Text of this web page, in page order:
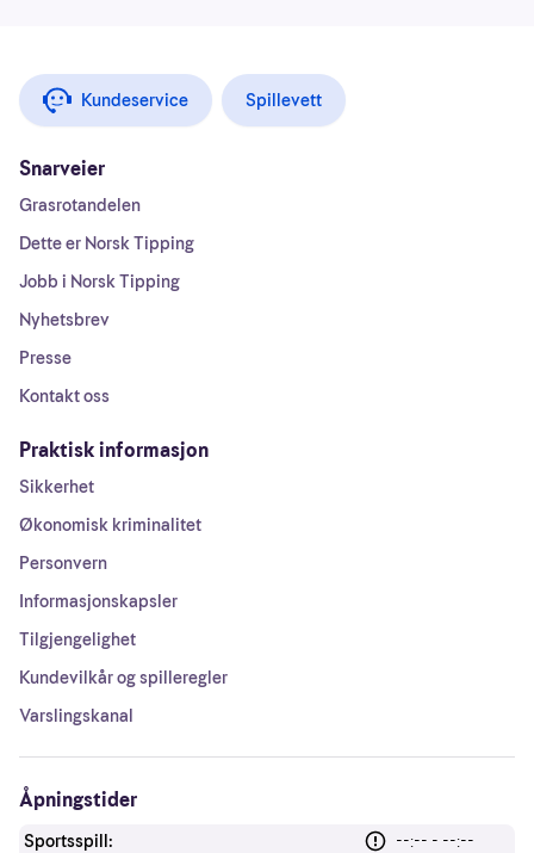
Kundeservice Spillevett
Snarveier
Grasrotandelen
Dette er Norsk Tipping
Jobb i Norsk Tipping
Nyhetsbrev
Presse
Kontakt oss
Praktisk informasjon
Sikkerhet
Økonomisk kriminalitet
Personvern
Informasjonskapsler
Tilgjengelighet
Kundevilkår og spilleregler
Varslingskanal
Åpningstider
Sportsspill: --:-- - --:--